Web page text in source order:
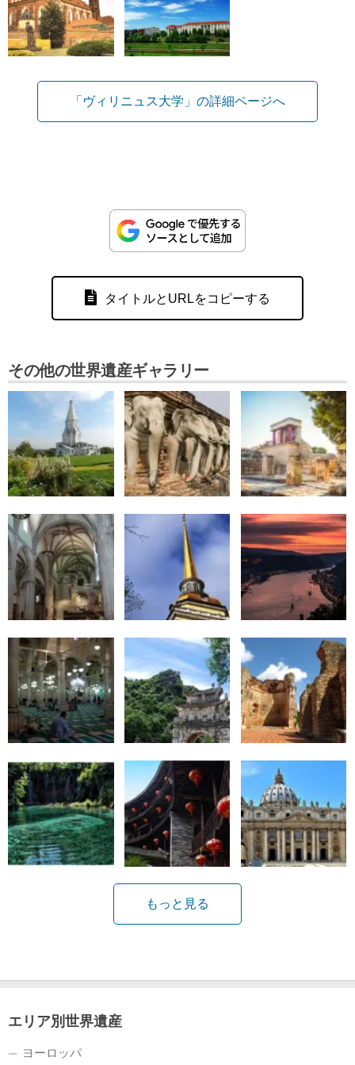
「ヴィリニュス大学」の詳細ページへ
タイトルとURLをコピーする
その他の世界遺産ギャラリー
もっと見る
エリア別世界遺産
ヨーロッパ